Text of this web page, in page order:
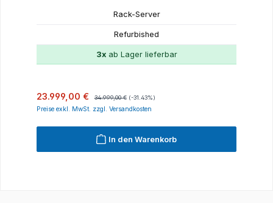
Rack-Server
Refurbished
3xab Lager lieferbar
Verkaufspreis:
23.999,00 € 34.999,00 € (-31.43%)
Preise exkl. MwSt. zzgl. Versandkosten
In den Warenkorb